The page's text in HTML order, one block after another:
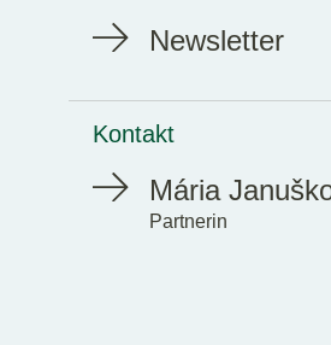
Newsletter
Kontakt
Mária
Partnerin